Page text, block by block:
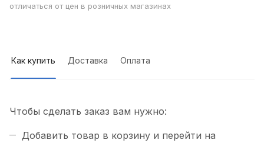
отличаться от цен в розничных магазинах
Как купить Доставка Оплата
Чтобы сделать заказ вам нужно:
Добавить товар в корзину и перейти на